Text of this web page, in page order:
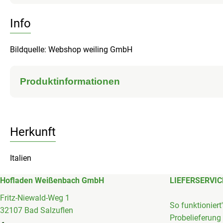
Info
Bildquelle: Webshop weiling GmbH
Produktinformationen
Herkunft
Italien
Hofladen Weißenbach GmbH
Fritz-Niewald-Weg 1
32107 Bad Salzuflen
So
Probelieferung